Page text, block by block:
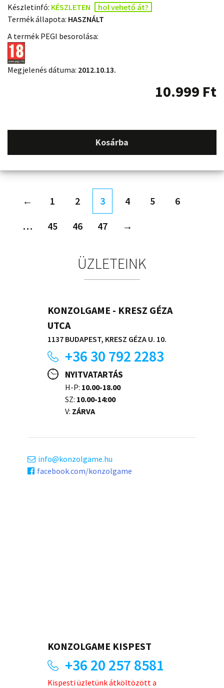
Készletinfó: KÉSZLETEN
hol vehető át?
Termék állapota: HASZNÁLT
A termék PEGI besorolása:
Megjelenés dátuma: 2012.10.13.
10.999 Ft
Kosárba
← 1 2 3 4 5
6
…
45 46 47 →
ÜZLETEINK
KONZOLGAME - KRESZ GÉZA
UTCA
1137 BUDAPEST, KRESZ GÉZA U. 10.
+36 30 792 2283
NYITVATARTÁS
H-P: 10.00-18.00
SZ: 10.00-14:00
V: ZÁRVA
info
konzolgame.hu
facebook.com/konzolgame
KONZOLGAME KISPEST
+36 20 257 8581
Kispesti üzletünk átköltözött a